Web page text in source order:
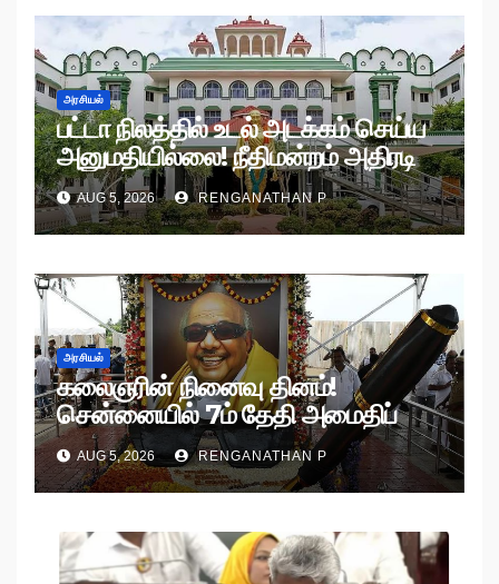
அரசியல்
பட்டா நிலத்தில் உடல் அடக்கம் செய்ய
அனுமதியில்லை! நீதிமன்றம் அதிரடி
உத்தரவு!
AUG 5, 2026 RENGANATHAN P
அரசியல்
கலைஞரின் நினைவு தினம்!
சென்னையில் 7ம் தேதி அமைதிப்
பேரணி!
AUG 5, 2026 RENGANATHAN P